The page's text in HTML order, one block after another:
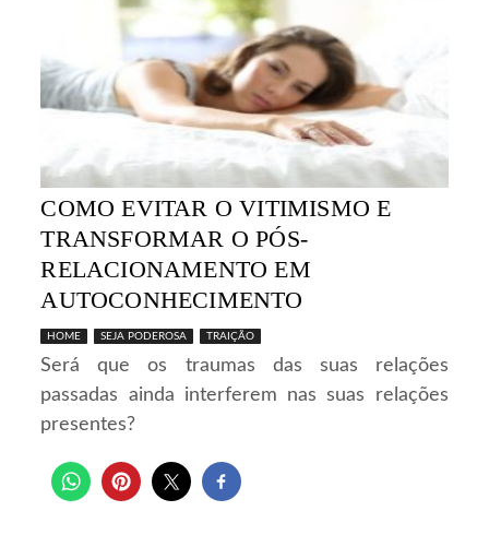
COMO EVITAR O VITIMISMO E
TRANSFORMAR O PÓS-
RELACIONAMENTO EM
AUTOCONHECIMENTO
HOME SEJA PODEROSA TRAIÇÃO
Será que os traumas das suas relações
passadas ainda interferem nas suas relações
presentes?